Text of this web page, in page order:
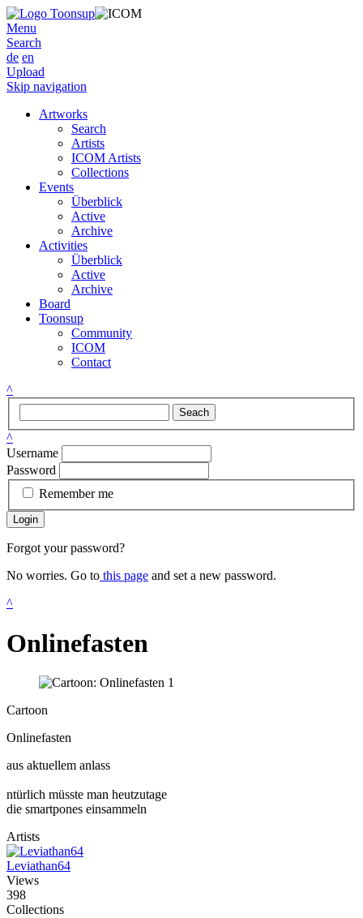
Menu
Search
de en
Upload
Skip navigation
Artworks
Search
Artists
ICOM Artists
Collections
Events
Überblick
Active
Archive
Activities
Überblick
Active
Archive
Board
Toonsup
Community
ICOM
Contact
^
Seach
^
Username
Password
Remember me
Login
Forgot your password?
No worries. Go to this page and set a new password.
^
Onlinefasten
Cartoon
Onlinefasten
aus aktuellem anlass
ntürlich müsste man heutzutage
die smartpones einsammeln
Artists
Leviathan64
Views
398
Collections